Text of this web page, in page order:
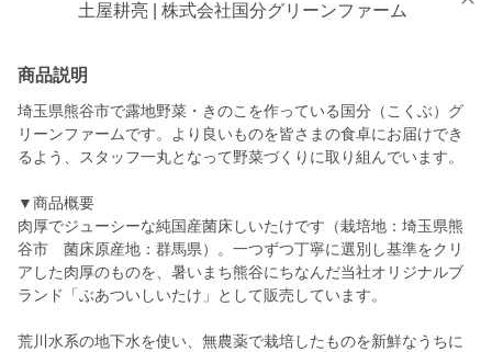
土屋耕亮 | 株式会社国分グリーンファーム
商品説明
埼玉県熊谷市で露地野菜・きのこを作っている国分（こくぶ）グ
リーンファームです。より良いものを皆さまの食卓にお届けでき
るよう、スタッフ一丸となって野菜づくりに取り組んでいます。
▼商品概要
肉厚でジューシーな純国産菌床しいたけです（栽培地：埼玉県熊
谷市 菌床原産地：群馬県）。一つずつ丁寧に選別し基準をクリ
アした肉厚のものを、暑いまち熊谷にちなんだ当社オリジナルブ
ランド「ぶあついしいたけ」として販売しています。
荒川水系の地下水を使い、無農薬で栽培したものを新鮮なうちに